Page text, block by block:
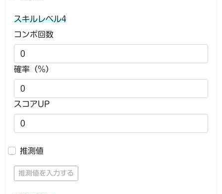
スキルレベル4
コンボ回数
確率（％）
スコアUP
推測値
推測値を入力する